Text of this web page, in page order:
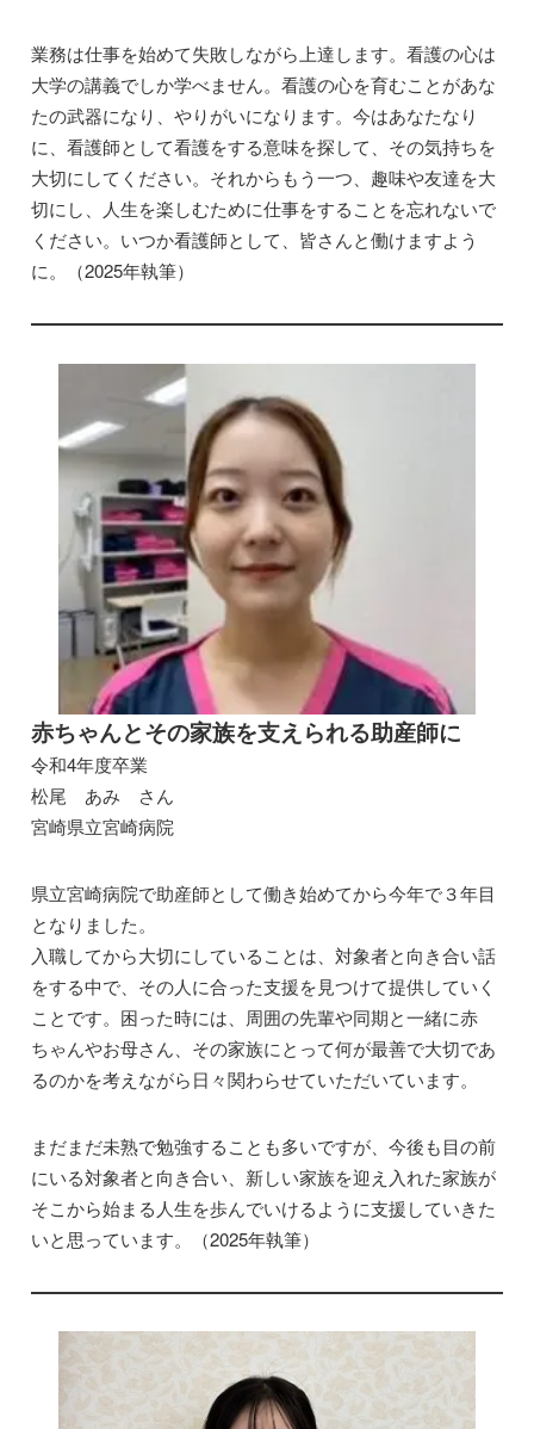
業務は仕事を始めて失敗しながら上達します。看護の心は
大学の講義でしか学べません。看護の心を育むことがあな
たの武器になり、やりがいになります。今はあなたなり
に、看護師として看護をする意味を探して、その気持ちを
大切にしてください。それからもう一つ、趣味や友達を大
切にし、人生を楽しむために仕事をすることを忘れないで
ください。いつか看護師として、皆さんと働けますよう
に。（2025年執筆）
赤ちゃんとその家族を支えられる助産師に
令和4年度卒業
松尾 あみ さん
宮崎県立宮崎病院
県立宮崎病院で助産師として働き始めてから今年で３年目
となりました。
入職してから大切にしていることは、対象者と向き合い話
をする中で、その人に合った支援を見つけて提供していく
ことです。困った時には、周囲の先輩や同期と一緒に赤
ちゃんやお母さん、その家族にとって何が最善で大切であ
るのかを考えながら日々関わらせていただいています。
まだまだ未熟で勉強することも多いですが、今後も目の前
にいる対象者と向き合い、新しい家族を迎え入れた家族が
そこから始まる人生を歩んでいけるように支援していきた
いと思っています。（2025年執筆）